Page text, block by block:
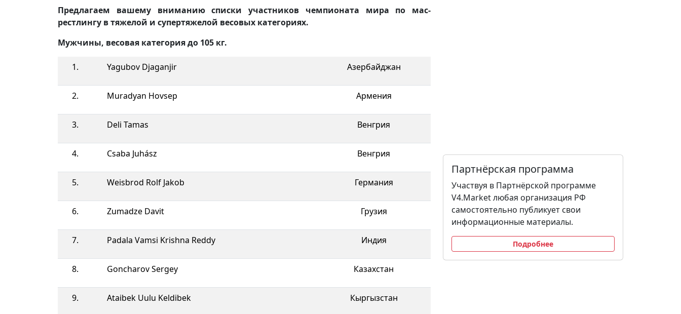
Предлагаем вашему вниманию списки участников чемпионата мира по мас-
рестлингу в тяжелой и супертяжелой весовых категориях.
Мужчины, весовая категория до 105 кг.
1. Yagubov Djaganjir Азербайджан
2. Muradyan Hovsep Армения
3. Deli Tamas Венгрия
4. Csaba Juhász Венгрия
5. Weisbrod Rolf Jakob Германия
6. Zumadze Davit Грузия
7. Padala Vamsi Krishna Reddy Индия
8. Goncharov Sergey Казахстан
9. Ataibek Uulu Keldibek Кыргызстан
Партнёрская программа
Участвуя в Партнёрской программе
V4.Market любая организация РФ
самостоятельно публикует свои
информационные материалы.
Подробнее